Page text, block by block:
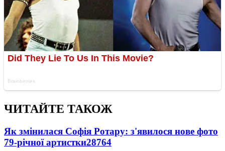
ЧИТАЙТЕ ТАКОЖ
Як змінилася Софія Ротару: з'явилося нове фото
79-річної артистки28764